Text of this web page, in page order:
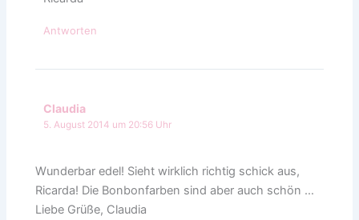
Antworten
Claudia
5. August 2014 um 20:56 Uhr
Wunderbar edel! Sieht wirklich richtig schick aus,
Ricarda! Die Bonbonfarben sind aber auch schön …
Liebe Grüße, Claudia